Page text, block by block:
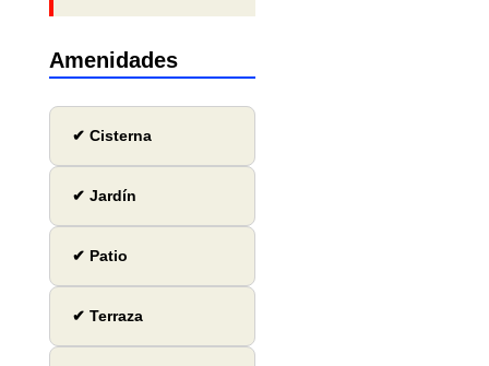
Amenidades
✔ Cisterna
✔ Jardín
✔ Patio
✔ Terraza